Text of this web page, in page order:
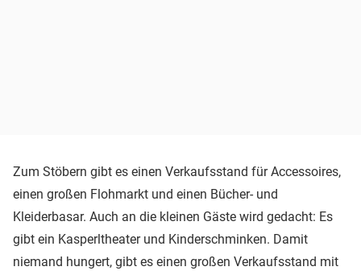
Zum Stöbern gibt es einen Verkaufsstand für Accessoires,
einen großen Flohmarkt und einen Bücher- und
Kleiderbasar. Auch an die kleinen Gäste wird gedacht: Es
gibt ein Kasperltheater und Kinderschminken. Damit
niemand hungert, gibt es einen großen Verkaufsstand mit